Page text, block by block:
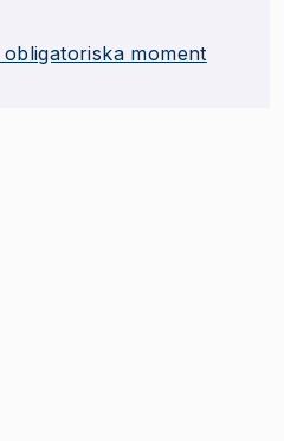
moment